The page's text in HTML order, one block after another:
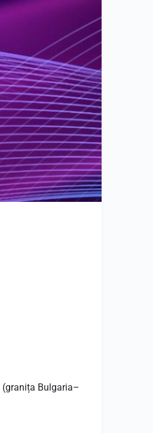
(granița Bulgaria–